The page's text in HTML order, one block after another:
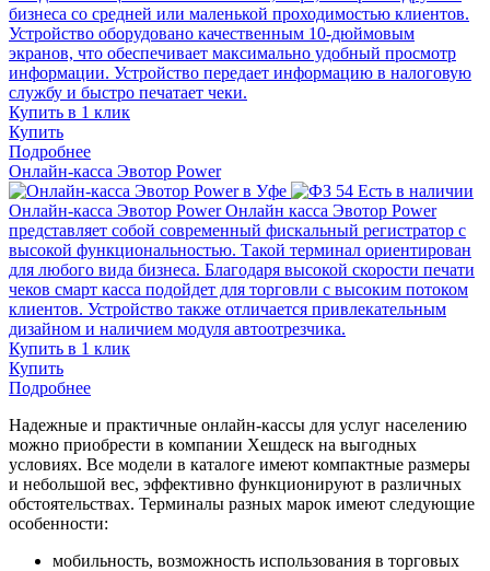
бизнеса со средней или маленькой проходимостью клиентов.
Устройство оборудовано качественным 10-дюймовым
экранов, что обеспечивает максимально удобный просмотр
информации. Устройство передает информацию в налоговую
службу и быстро печатает чеки.
Купить в 1 клик
Купить
Подробнее
Онлайн-касса Эвотор Power
Есть в наличии
Онлайн-касса Эвотор Power Онлайн касса Эвотор Power
представляет собой современный фискальный регистратор с
высокой функциональностью. Такой терминал ориентирован
для любого вида бизнеса. Благодаря высокой скорости печати
чеков смарт касса подойдет для торговли с высоким потоком
клиентов. Устройство также отличается привлекательным
дизайном и наличием модуля автоотрезчика.
Купить в 1 клик
Купить
Подробнее
Надежные и практичные онлайн-кассы для услуг населению
можно приобрести в компании Хешдеск на выгодных
условиях. Все модели в каталоге имеют компактные размеры
и небольшой вес, эффективно функционируют в различных
обстоятельствах. Терминалы разных марок имеют следующие
особенности:
мобильность, возможность использования в торговых